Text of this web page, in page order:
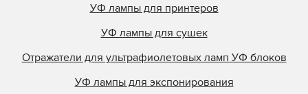
УФ лампы для принтеров
УФ лампы для сушек
Отражатели для ультрафиолетовых ламп УФ блоков
УФ лампы для экспонирования